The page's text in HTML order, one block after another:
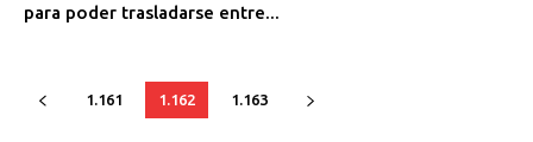
para poder trasladarse entre...
1.161 1.162 1.163